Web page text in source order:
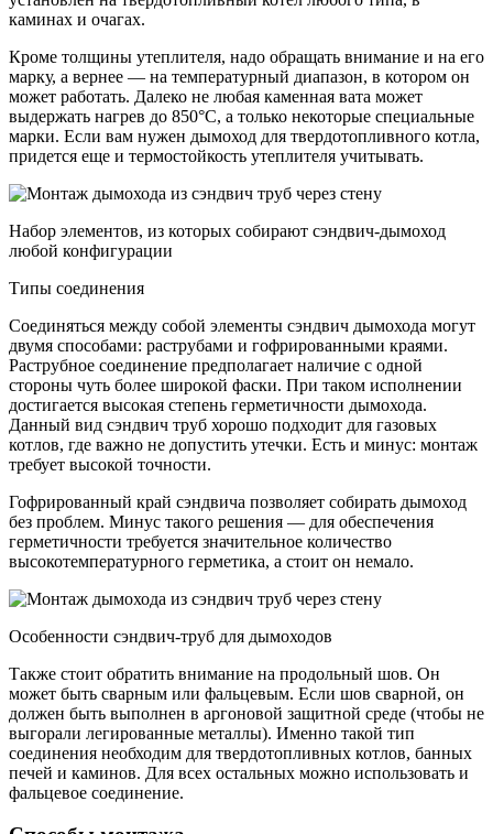
каминах и очагах.
Кроме толщины утеплителя, надо обращать внимание и на его
марку, а вернее — на температурный диапазон, в котором он
может работать. Далеко не любая каменная вата может
выдержать нагрев до 850°C, а только некоторые специальные
марки. Если вам нужен дымоход для твердотопливного котла,
придется еще и термостойкость утеплителя учитывать.
Набор элементов, из которых собирают сэндвич-дымоход
любой конфигурации
Типы соединения
Соединяться между собой элементы сэндвич дымохода могут
двумя способами: раструбами и гофрированными краями.
Раструбное соединение предполагает наличие с одной
стороны чуть более широкой фаски. При таком исполнении
достигается высокая степень герметичности дымохода.
Данный вид сэндвич труб хорошо подходит для газовых
котлов, где важно не допустить утечки. Есть и минус: монтаж
требует высокой точности.
Гофрированный край сэндвича позволяет собирать дымоход
без проблем. Минус такого решения — для обеспечения
герметичности требуется значительное количество
высокотемпературного герметика, а стоит он немало.
Особенности сэндвич-труб для дымоходов
Также стоит обратить внимание на продольный шов. Он
может быть сварным или фальцевым. Если шов сварной, он
должен быть выполнен в аргоновой защитной среде (чтобы не
выгорали легированные металлы). Именно такой тип
соединения необходим для твердотопливных котлов, банных
печей и каминов. Для всех остальных можно использовать и
фальцевое соединение.